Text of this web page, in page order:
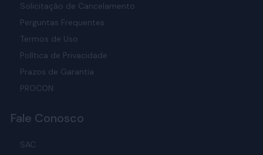
Solicitação de Cancelamento
Perguntas Frequentes
Termos de Uso
Política de Privacidade
Prazos de Garantia
PROCON
Fale Conosco
SAC